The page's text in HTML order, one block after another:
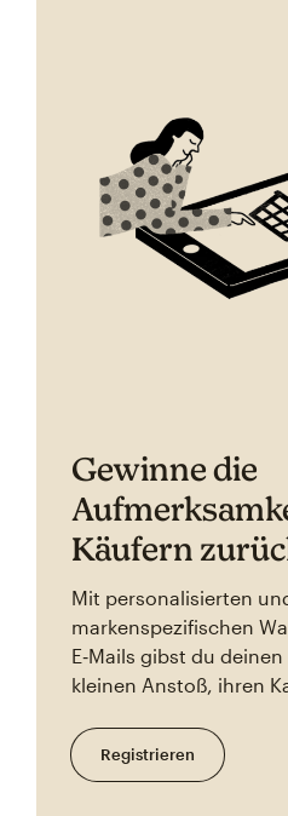
Gewinne die
Käufern
Mit personalisierten
markenspezifischen
E‑Mails gibst du
kleinen Anstoß, ihren
Registrieren